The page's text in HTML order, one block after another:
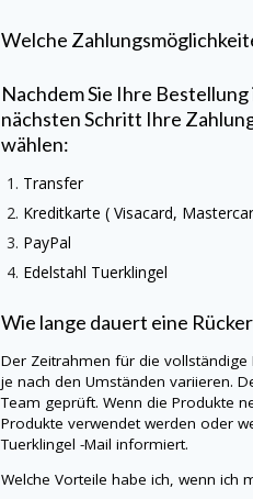
Welche
Nachdem Sie Ihre Bestellung
nächsten Schritt Ihre
wählen:
Transfer
Kreditkarte (Visacard,
PayPal
Edelstahl Tuerklingel
Wie lange dauert eine
Der Zeitrahmen für die
je nach den Umständen variieren.
Team geprüft. Wenn die Produkte
Produkte verwendet werden oder
Tuerklingel-Mail informiert.
Welche Vorteile habe ich, wenn ich